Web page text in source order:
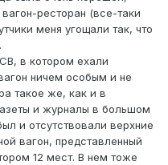
ресторан (все-таки
меня угощали так, что
в котором ехали
ничем особым и не
такое же, как и в
и журналы в большом
и отсутствовали верхние
вагон, представленный
12 мест. В нем тоже